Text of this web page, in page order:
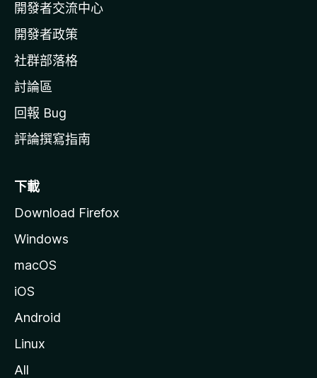
官
網
開發者交流中心
開發者政策
社群部落格
討論區
回報 Bug
評論撰寫指南
下載
Download Firefox
Windows
macOS
iOS
Android
Linux
All